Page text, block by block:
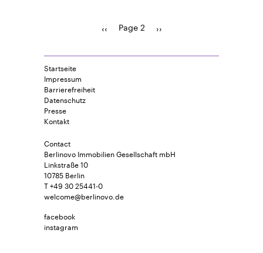
Pagination
Previous
‹‹ Page 2 Next
››
Startseite
Impressum
Barrierefreiheit
Datenschutz
Presse
Kontakt
Contact
Berlinovo Immobilien Gesellschaft mbH
Linkstraße 10
10785 Berlin
T +49 30 25441-0
welcome@berlinovo.de
facebook
instagram